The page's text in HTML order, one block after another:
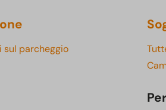
sul parcheggio